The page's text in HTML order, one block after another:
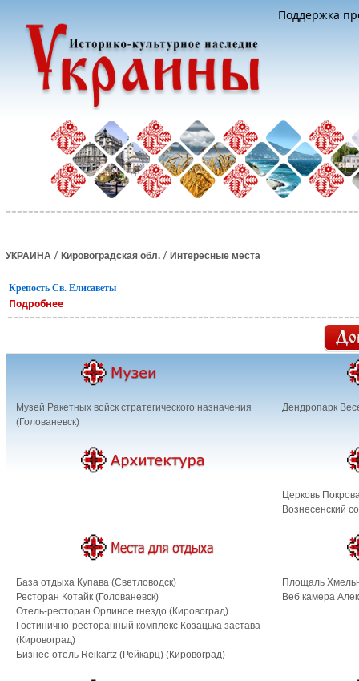
Поддержка
УКРАИНА / Кировоградская обл. / Интересные места
Крепость Cв. Елисаветы
Подробнее
Музей Ракетных войск стратегического назначения
(Голованевск)
Дендропарк
Церковь
Вознесенский
База отдыха Купава (Светловодск)
Ресторан Котайк (Голованевск)
Отель-ресторан Орлиное гнездо (Кировоград)
Гостинично-ресторанный комплекс Козацька застава
(Кировоград)
Бизнес-отель Reikartz (Рейкарц) (Кировоград)
Площаль
Веб камера